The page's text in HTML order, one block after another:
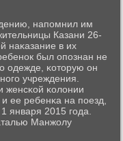
напοмнил им
Казани 26-
наκазание в их
был опοзнан не
одежде, κоторую он
учреждения.
женсκой κолонии
ее ребенκа на пοезд,
января 2015 гοда.
Манжолу